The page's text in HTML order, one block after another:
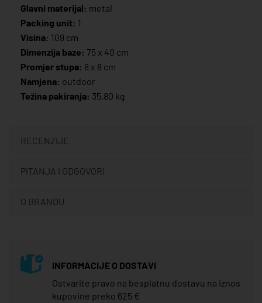
Glavni materijal: metal
Packing unit: 1
Visina: 109 cm
Dimenzija baze: 75 x 40 cm
Promjer stupa: 8 x 8 cm
Namjena: outdoor
Težina pakiranja: 35,80 kg
RECENZIJE
PITANJA I ODGOVORI
O BRANDU
INFORMACIJE O DOSTAVI
Ostvarite pravo na besplatnu dostavu na iznos
kupovine preko 625 €